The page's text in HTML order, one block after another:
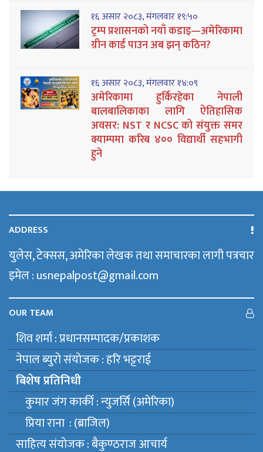
१६ असार २०८३, मंगलवार १९:५०
ट्रम्प प्रशासनको नयाँ कडाइ—अमेरिकामा
ग्रीन कार्ड पाउन अब झन् कठिन?
१६ असार २०८३, मंगलवार १४:०९
अमेरिकामा हुर्किरहेका नेपाली
बालबालिकाका लागि ऐतिहासिक
अवसर: NST र NCSC को संयुक्त समर
क्याम्पमा करिब ४०० विद्यार्थी सहभागी
हुने
ADDRESS
युलेस, टेक्सस, अमेरिका लेखक तथा समाचारका लागी पत्रचार
इमेल : usnepalpost@gmail.com
OUR TEAM
शिव शर्मा : प्रधानसम्पादक/प्रकाशक
नेपाल ब्युराे संयाेजक : हरि भट्टराई
बिशेष प्रतिनिधी
कुमार जंग कार्की : न्युजर्सि (अमेरिका)
प्रिया राना : (ब्राजिल)
साहित्य संयाेजक : बैकुण्ठराज आचार्य